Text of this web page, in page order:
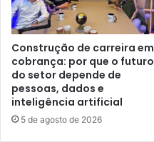
Construção de carreira em
cobrança: por que o futuro
do setor depende de
pessoas, dados e
inteligência artificial
5 de agosto de 2026